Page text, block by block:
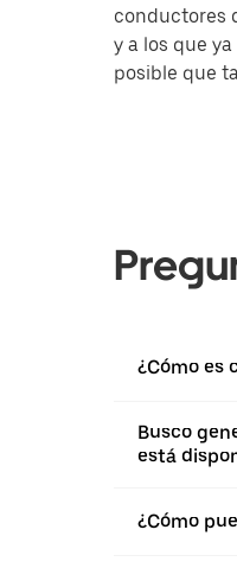
conductores
y a los que
posible que
¿Cómo es
Busco
está
¿Cómo